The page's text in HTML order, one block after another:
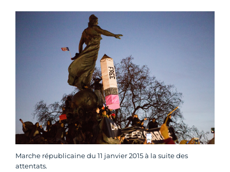
Marche républicaine du 11 janvier 2015 à la suite des
attentats.